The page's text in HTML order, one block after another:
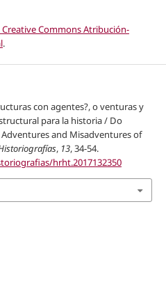
Creative Commons Atribución-
.
con agentes?, o venturas y
para la historia / Do
and Misadventures of
, 13, 34-54.
hrht.2017132350